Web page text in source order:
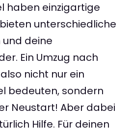
haben einzigartige
unterschiedliche
deine
Ein Umzug nach
nicht nur ein
bedeuten, sondern
Neustart! Aber dabei
Hilfe. Für deinen